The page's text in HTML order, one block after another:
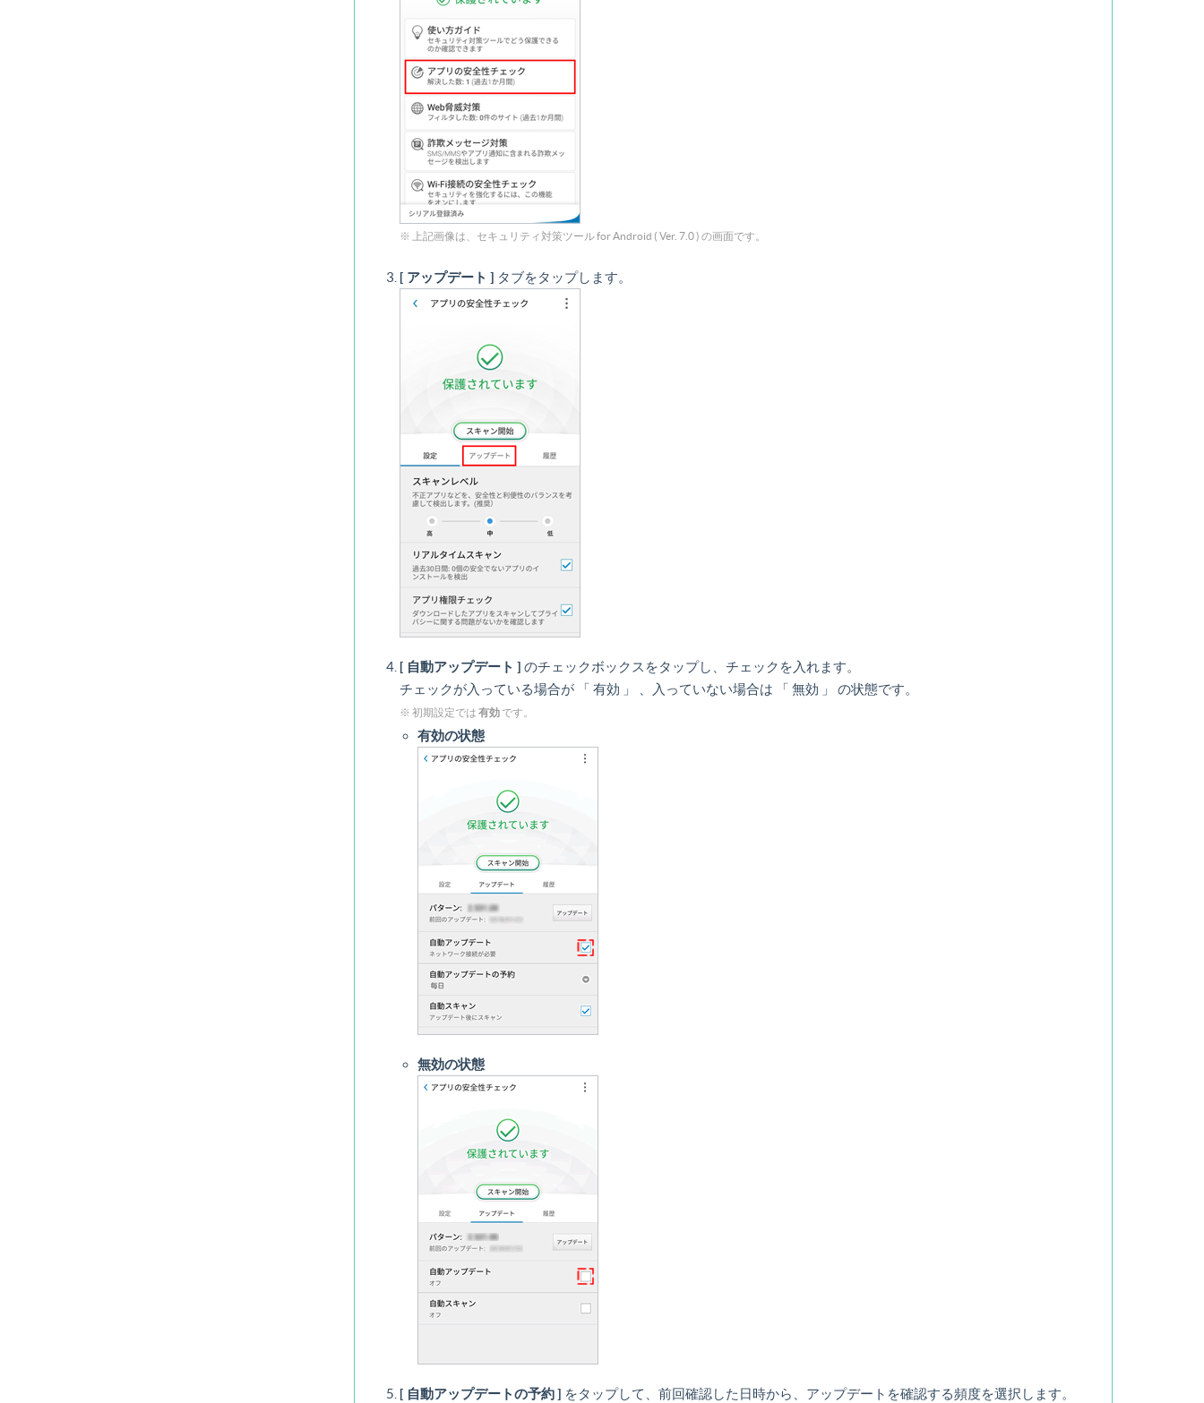
※ 上記画像は、セキュリティ対策ツール for Android ( Ver. 7.0 ) の画面です。
[ アップデート ] タブをタップします。
[ 自動アップデート ] のチェックボックスをタップし、チェックを入れます。
チェックが入っている場合が 「 有効 」 、入っていない場合は 「 無効 」 の状態です。
※ 初期設定では 有効です。
有効の状態
無効の状態
[ 自動アップデートの予約 ] をタップして、前回確認した日時から、アップデートを確認する頻度を選択します。